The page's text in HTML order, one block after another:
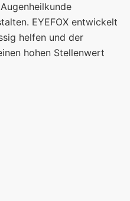
EYEFOX entwickelt
helfen und der
hohen Stellenwert